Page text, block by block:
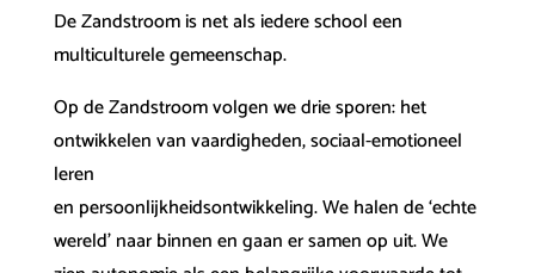
De Zandstroom is net als iedere school een
multiculturele gemeenschap.
Op de Zandstroom volgen we drie sporen: het
ontwikkelen van vaardigheden, sociaal-emotioneel
leren
en persoonlijkheidsontwikkeling. We halen de ‘echte
wereld’ naar binnen en gaan er samen op uit. We